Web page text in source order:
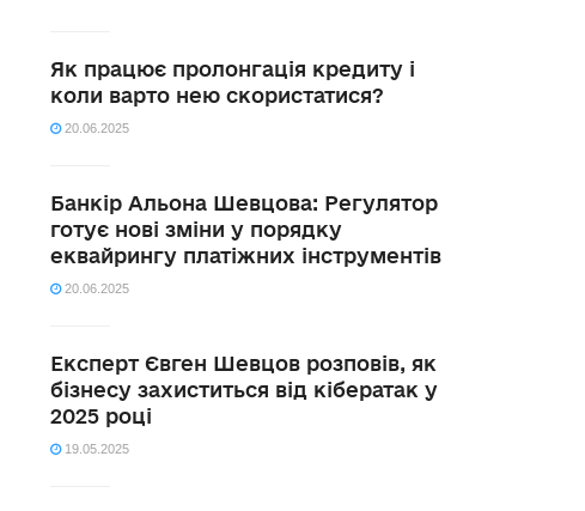
Як працює пролонгація кредиту і
коли варто нею скористатися?
20.06.2025
Банкір Альона Шевцова: Регулятор
готує нові зміни у порядку
еквайрингу платіжних інструментів
20.06.2025
Експерт Євген Шевцов розповів, як
бізнесу захиститься від кібератак у
2025 році
19.05.2025